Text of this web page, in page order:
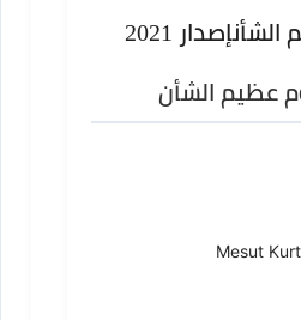
الشأنإصدار 2021
عظيم الشأن
Mesut